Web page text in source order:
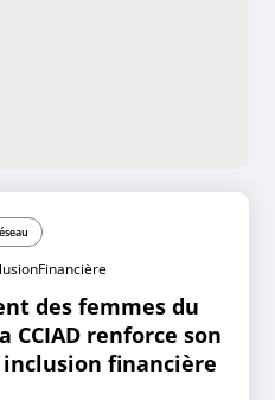
des femmes du
renforce son
financière